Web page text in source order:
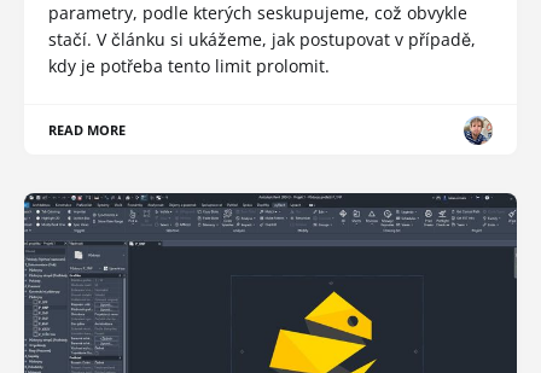
parametry, podle kterých seskupujeme, což obvykle
stačí. V článku si ukážeme, jak postupovat v případě,
kdy je potřeba tento limit prolomit.
READ MORE